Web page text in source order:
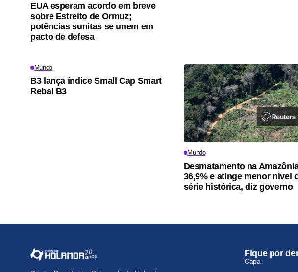
EUA esperam acordo em breve
sobre Estreito de Ormuz;
potências sunitas se unem em
pacto de defesa
Mundo
B3 lança índice Small Cap Smart
Rebal B3
Mundo
Desmatamento na
36,9% e atinge menor nível
série histórica, diz governo
Fique por
Capa